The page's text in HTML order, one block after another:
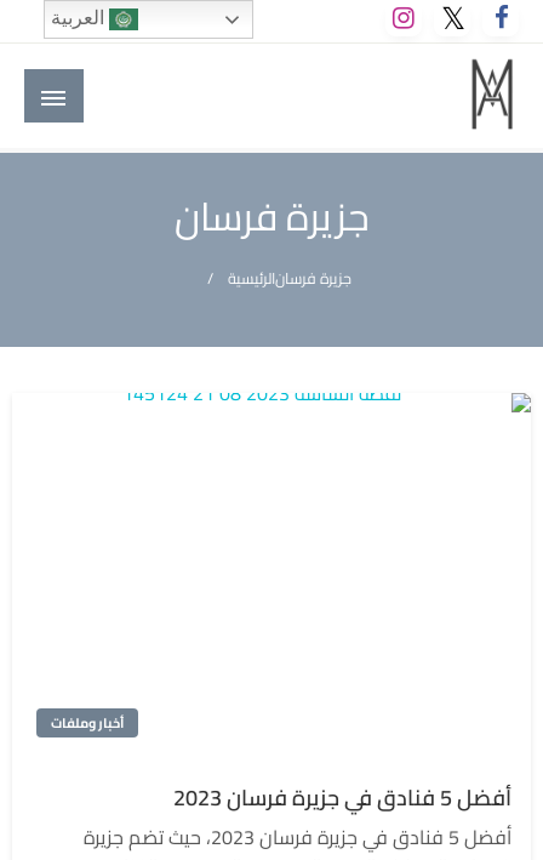
التخطي
إلى
المحتوى
M A hotels | إم ايه هوتيلز
الموقع الأول للعاملين في الفنادق في العالم العربي
جزيرة فرسان
الرئيسيةجزيرة فرسان
أخبار وملفات
أفضل 5 فنادق في جزيرة فرسان 2023
أفضل 5 فنادق في جزيرة فرسان 2023، حيث تضم جزيرة
العربية